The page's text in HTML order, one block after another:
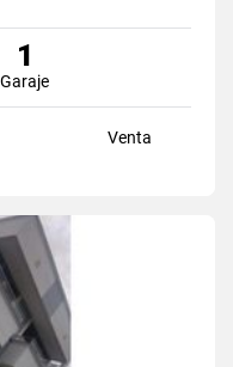
1
Garaje
Venta